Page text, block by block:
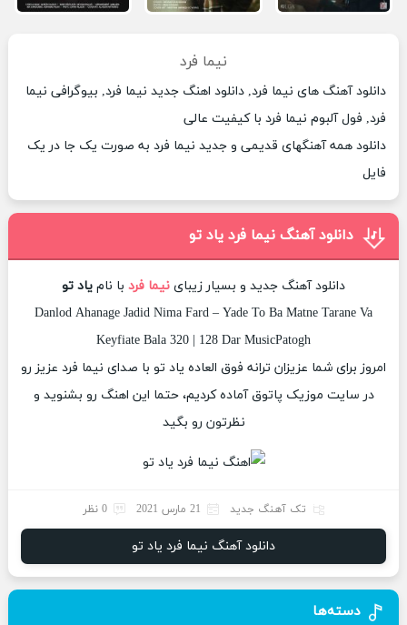
نیما فرد
دانلود آهنگ های نیما فرد, دانلود اهنگ جدید نیما فرد, بیوگرافی نیما
فرد, فول آلبوم نیما فرد با کیفیت عالی
دانلود همه آهنگهای قدیمی و جدید نیما فرد به صورت یک جا در یک
فایل
دانلود آهنگ نیما فرد یاد تو
دانلود آهنگ جدید و بسیار زیبای نیما فرد با نام یاد تو
Danlod Ahanage Jadid Nima Fard – Yade To Ba Matne Tarane Va
Keyfiate Bala 320 | 128 Dar MusicPatogh
امروز برای شما عزیزان ترانه فوق العاده یاد تو با صدای نیما فرد عزیز رو
در سایت موزیک پاتوق آماده کردیم، حتما این اهنگ رو بشنوید و
نظرتون رو بگید
تک آهنگ جدید 21 مارس 2021 0 نظر
دانلود آهنگ نیما فرد یاد تو
دسته‌ها